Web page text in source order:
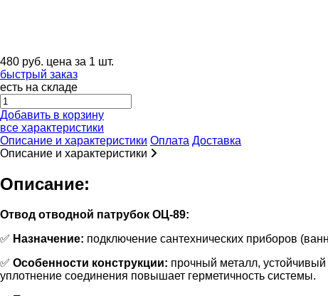
480 руб. цена за 1 шт.
быстрый заказ
есть на складе
Добавить в корзину
все характеристики
Описание и характеристики Оплата Доставка
Описание и характеристики
Описание:
Отвод отводной патрубок ОЦ-89:
✅ Назначение: подключение сантехнических приборов
✅ Особенности конструкции: прочный металл,
уплотнение соединения повышает герметичность системы.